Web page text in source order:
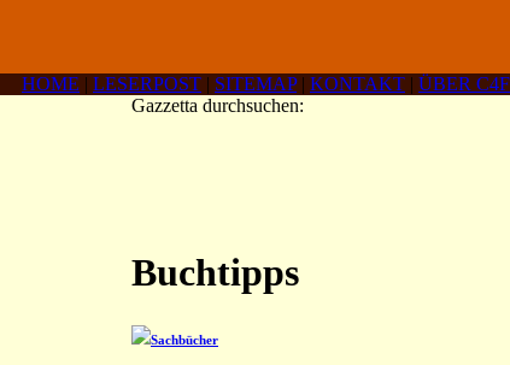
HOME | LESERPOST | SITEMAP| KONTAKT | ÜBER C4F
Gazzetta durchsuchen:
Buchtipps
Sachbücher